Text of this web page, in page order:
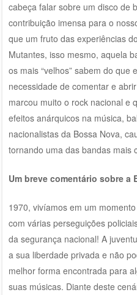
cabeça falar sobre um disco de
contribuição imensa para o
que um fruto das experiências
Mutantes, isso mesmo, aquela
os mais “velhos” sabem do que
necessidade de comentar e
marcou muito o rock nacional e
efeitos anárquicos na música,
nacionalistas da Bossa Nova,
tornando uma das bandas mais
Um breve comentário sobre a
1970, vivíamos em um
com várias perseguições
da segurança nacional! A
a sua liberdade privada e não
melhor forma encontrada para
suas músicas. Diante deste